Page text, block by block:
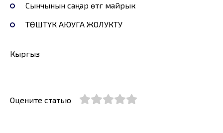
Сынчынын саңар өтүгү майрык
ТӨШТҮК АЮУГА ЖОЛУКТУ
Кыргыз
Оцените статью